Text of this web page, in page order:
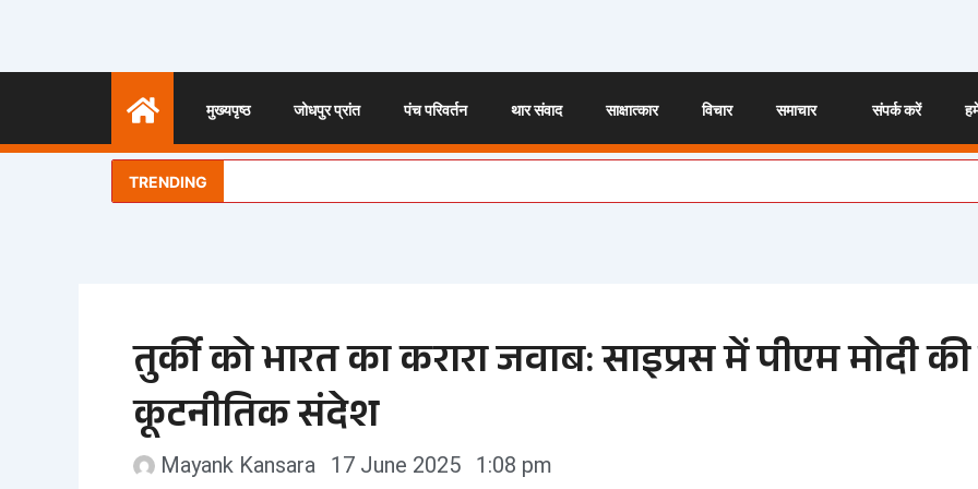
content
मुख्यपृष्ठ जोधपुर प्रांत पंच परिवर्तन थार संवाद साक्षात्कार विचार समाचार संपर्क करें
TRENDING
तुर्की को भारत का करारा जवाब: साइप्रस में पीएम मोदी
कूटनीतिक संदेश
Mayank Kansara 17 June 2025 1:08 pm